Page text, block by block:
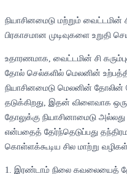
நியாசினமைடு மற்றும்
பிரகாசமான முடிவுகளை உறுதி
உதாரணமாக, வைட்டமின் சி
தோல் செல்களில் மெலனின்
நியாசினமைடு மெலனின் தோலின்
தடுக்கிறது, இதன் விளைவாக ஒரு
தோலுக்கு நியாசினாமைடு
என்பதைத் தேர்ந்தெடுப்பது
கொள்ளக்கூடிய சில மாற்று
1. இரண்டாம் நிலை கவலையைத்